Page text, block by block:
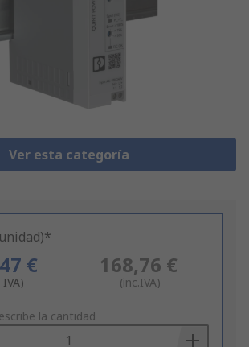
Ver esta categoría
€
IVA)
168,76 €
(inc.IVA)
la cantidad